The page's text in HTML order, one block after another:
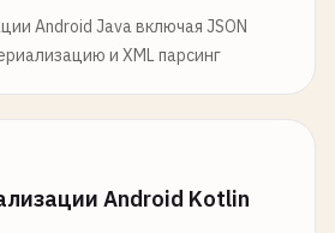
Android Java включая JSON
и XML парсинг
Android Kotlin